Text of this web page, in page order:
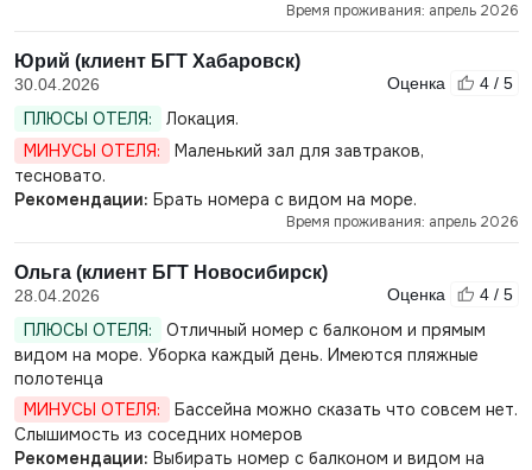
Время проживания: апрель 2026
Юрий (клиент БГТ Хабаровск)
30.04.2026 Оценка 4 / 5
ПЛЮСЫ ОТЕЛЯ:
Локация.
МИНУСЫ ОТЕЛЯ:
Маленький зал для завтраков,
тесновато.
Рекомендации: Брать номера с видом на море.
Время проживания: апрель 2026
Ольга (клиент БГТ Новосибирск)
28.04.2026 Оценка 4 / 5
ПЛЮСЫ ОТЕЛЯ:
Отличный номер с балконом и прямым
видом на море. Уборка каждый день. Имеются пляжные
полотенца
МИНУСЫ ОТЕЛЯ:
Бассейна можно сказать что совсем нет.
Слышимость из соседних номеров
Рекомендации: Выбирать номер с балконом и видом на